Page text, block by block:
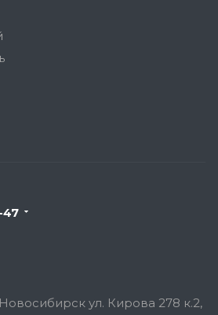
47
Новосибирск ул. Кирова 278 к.2,